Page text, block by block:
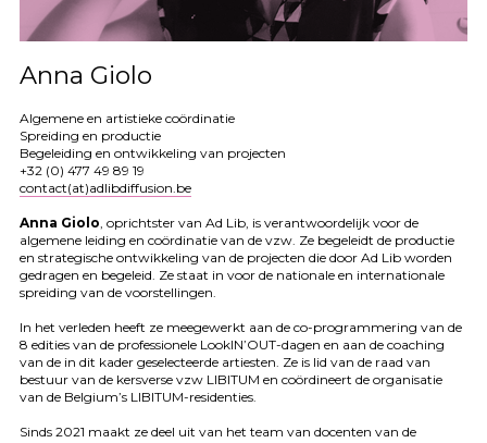
Anna Giolo
Algemene en artistieke coördinatie
Spreiding en productie
Begeleiding en ontwikkeling van projecten
+32 (0) 477 49 89 19
contact(at)adlibdiffusion.be
Anna Giolo, oprichtster van Ad Lib, is verantwoordelijk voor de
algemene leiding en coördinatie van de vzw. Ze begeleidt de productie
en strategische ontwikkeling van de projecten die door Ad Lib worden
gedragen en begeleid. Ze staat in voor de nationale en internationale
spreiding van de voorstellingen.
In het verleden heeft ze meegewerkt aan de co-programmering van de
8 edities van de professionele LookIN’OUT-dagen en aan de coaching
van de in dit kader geselecteerde artiesten. Ze is lid van de raad van
bestuur van de kersverse vzw LIBITUM en coördineert de organisatie
van de Belgium’s LIBITUM-residenties.
Sinds 2021 maakt ze deel uit van het team van docenten van de